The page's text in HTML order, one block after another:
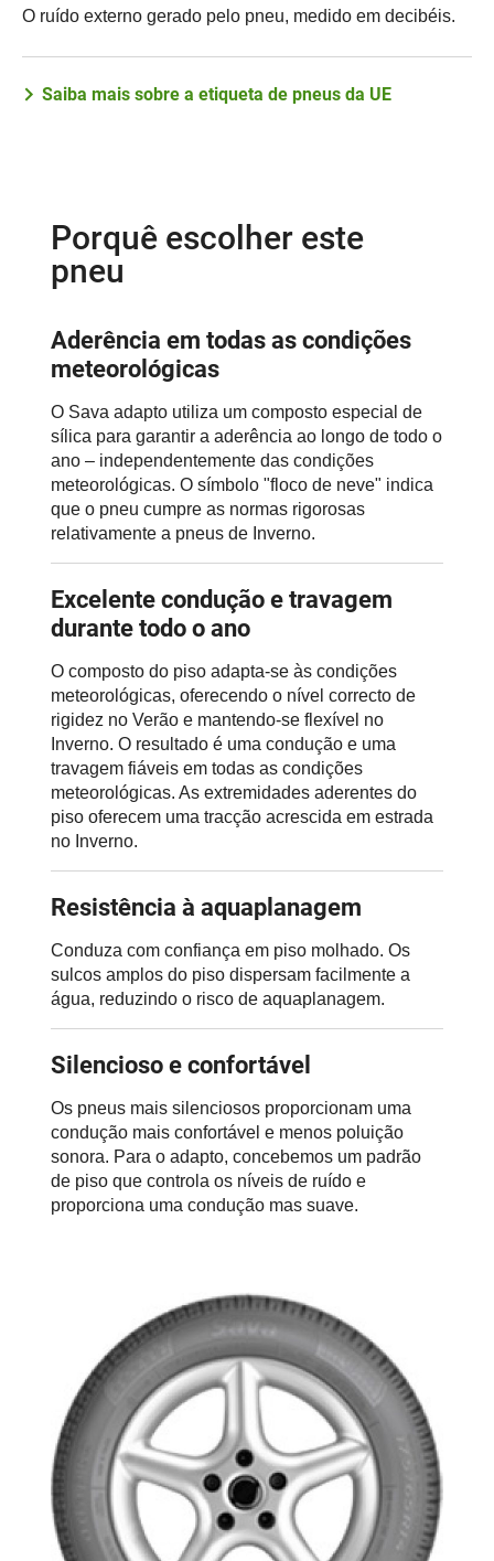
O ruído externo gerado pelo pneu, medido em decibéis.
Saiba mais sobre a etiqueta de pneus da UE
Porquê escolher este
pneu
Aderência em todas as condições
meteorológicas
O Sava adapto utiliza um composto especial de
sílica para garantir a aderência ao longo de todo o
ano – independentemente das condições
meteorológicas. O símbolo "floco de neve" indica
que o pneu cumpre as normas rigorosas
relativamente a pneus de Inverno.
Excelente condução e travagem
durante todo o ano
O composto do piso adapta-se às condições
meteorológicas, oferecendo o nível correcto de
rigidez no Verão e mantendo-se flexível no
Inverno. O resultado é uma condução e uma
travagem fiáveis em todas as condições
meteorológicas. As extremidades aderentes do
piso oferecem uma tracção acrescida em estrada
no Inverno.
Resistência à aquaplanagem
Conduza com confiança em piso molhado. Os
sulcos amplos do piso dispersam facilmente a
água, reduzindo o risco de aquaplanagem.
Silencioso e confortável
Os pneus mais silenciosos proporcionam uma
condução mais confortável e menos poluição
sonora. Para o adapto, concebemos um padrão
de piso que controla os níveis de ruído e
proporciona uma condução mas suave.